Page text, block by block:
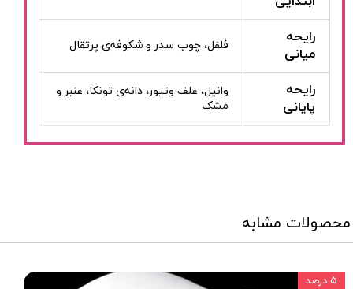
رایحه
میانی
فلفل، چوب سدر و شکوفه‌ی پرتقال
رایحه
پایانی
وانیل، علف وتیور، دانه‌ی تونکا، عنبر و
مشک
محصولات مشابه
۵ درصد